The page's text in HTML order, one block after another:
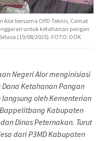
bersama OPD Teknis, Camat
untuk ketahanan pangan
(19/08/2025). FOTO: DOK
Negeri Alor menginisiasi
Ketahanan Pangan
oleh Kementerian
Kabupaten
Dinas Peternakan. Turut
dari P3MD Kabupaten